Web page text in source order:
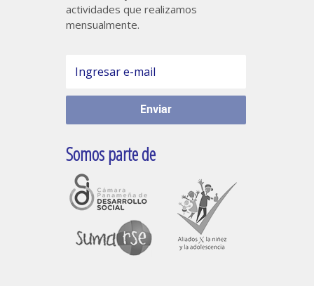
actividades que realizamos
mensualmente.
Somos parte de